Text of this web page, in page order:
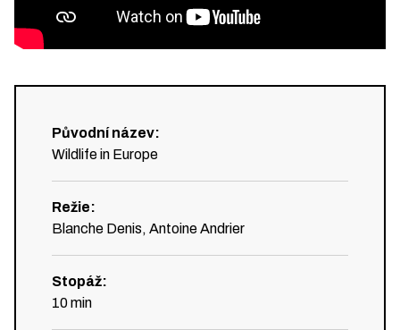
Původní název:
Wildlife in Europe
Režie:
Blanche Denis, Antoine Andrier
Stopáž:
10min